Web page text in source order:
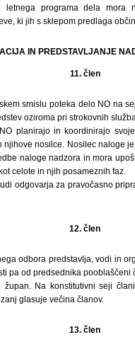
letnega programa dela mora
ki jih s sklepom predlaga
IN PREDSTAVLJANJE
11. člen
smislu poteka delo NO na
oziroma pri strokovnih
planirajo in koordinirajo
njihove nosilce. Nosilec naloge
naloge nadzora in mora
celote in njih posameznih faz.
odgovarja za pravočasno
12. člen
odbora predstavlja, vodi in
pa od predsednika pooblaščeni
župan. Na konstitutivni seji
glasuje večina članov.
13. člen